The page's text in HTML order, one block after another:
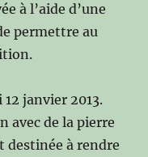
à l’aide d’une
permettre au
janvier 2013.
avec de la pierre
destinée à rendre